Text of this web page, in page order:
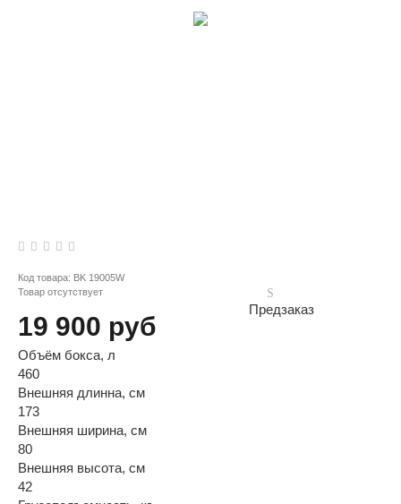
Код товара: BK 19005W
Товар отсутствует
19 900 руб
Предзаказ
Объём бокса, л
460
Внешняя длинна, см
173
Внешняя ширина, см
80
Внешняя высота, см
42